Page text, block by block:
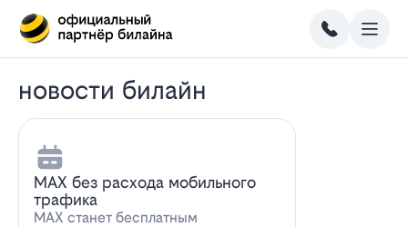
новости билайн
MAX без расхода мобильного
трафика
MAX станет бесплатным